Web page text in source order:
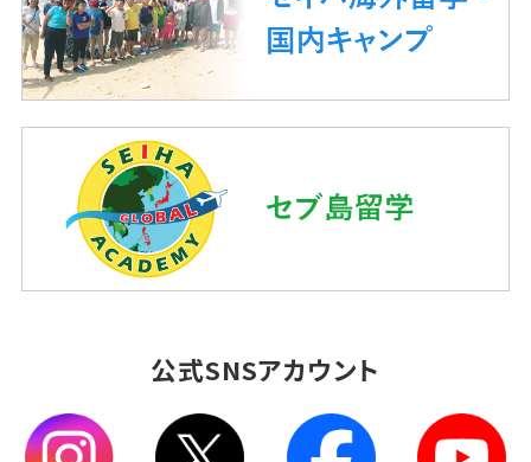
公式SNSアカウント